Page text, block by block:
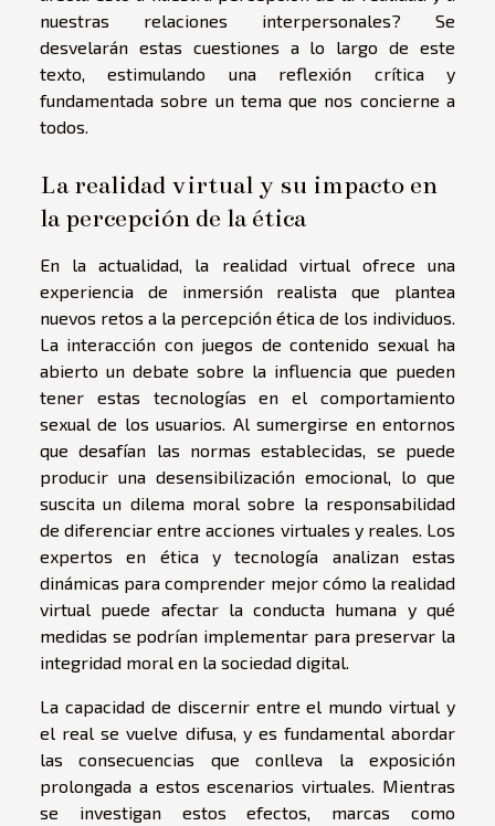
nuestras relaciones interpersonales? Se
desvelarán estas cuestiones a lo largo de este
texto, estimulando una reflexión crítica y
fundamentada sobre un tema que nos concierne a
todos.
La realidad virtual y su impacto en
la percepción de la ética
En la actualidad, la realidad virtual ofrece una
experiencia de inmersión realista que plantea
nuevos retos a la percepción ética de los individuos.
La interacción con juegos de contenido sexual ha
abierto un debate sobre la influencia que pueden
tener estas tecnologías en el comportamiento
sexual de los usuarios. Al sumergirse en entornos
que desafían las normas establecidas, se puede
producir una desensibilización emocional, lo que
suscita un dilema moral sobre la responsabilidad
de diferenciar entre acciones virtuales y reales. Los
expertos en ética y tecnología analizan estas
dinámicas para comprender mejor cómo la realidad
virtual puede afectar la conducta humana y qué
medidas se podrían implementar para preservar la
integridad moral en la sociedad digital.
La capacidad de discernir entre el mundo virtual y
el real se vuelve difusa, y es fundamental abordar
las consecuencias que conlleva la exposición
prolongada a estos escenarios virtuales. Mientras
se investigan estos efectos, marcas como